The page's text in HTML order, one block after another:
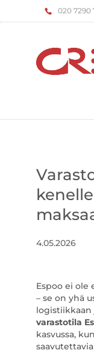
‌020 7290
4.05.2026
Espoo ei
– se on yhä
logistiikkaan
varastotila
kasvussa,